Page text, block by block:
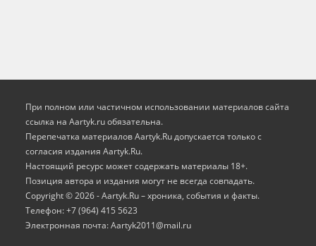
При полном или частичном использовании материалов сайта
ссылка на Aartyk.ru oбязательна.
Перепечатка материалов Aartyk.Ru допускается только с
согласия издания Aartyk.Ru.
Настоящий ресурс может содержать материалы 18+.
Позиция автора и издания могут не всегда совпадать.
Copyright © 2026 - Aartyk.Ru – хроника, события и факты.
Телефон: +7 (964) 415 5623
Электронная почта: Aartyk2011@mail.ru